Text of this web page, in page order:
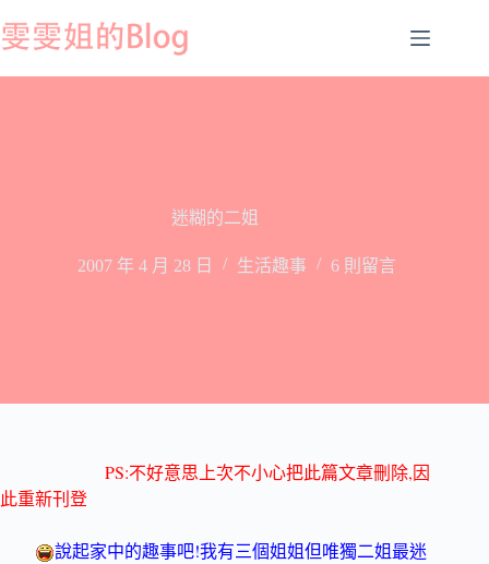
至
迷糊的二姐
2007 年 4 月 28 日 生活趣事 6 則留言
PS:不好意思上次不小心把此篇文章刪除, 因
此重新刊登
說起家中的趣事吧!我有三個姐姐但唯獨二姐最迷